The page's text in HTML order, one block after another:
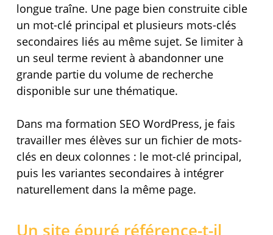
longue traîne. Une page bien construite cible
un mot-clé principal et plusieurs mots-clés
secondaires liés au même sujet. Se limiter à
un seul terme revient à abandonner une
grande partie du volume de recherche
disponible sur une thématique.
Dans ma formation SEO WordPress, je fais
travailler mes élèves sur un fichier de mots-
clés en deux colonnes : le mot-clé principal,
puis les variantes secondaires à intégrer
naturellement dans la même page.
Un site épuré référence-t-il